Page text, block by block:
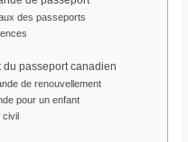
des passeports
passeport canadien
de renouvellement
pour un enfant
civil